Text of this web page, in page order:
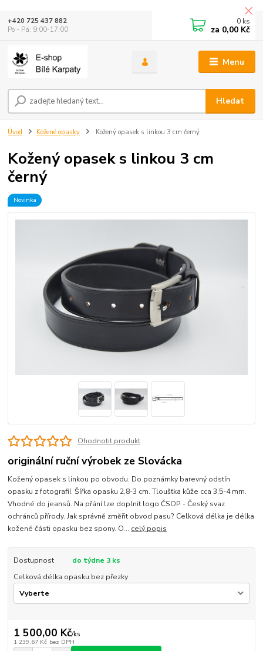
Menu
Hledat
+420 725 437 882
Po - Pá: 9:00-17:00
0 ks
za 0,00 Kč
Úvod Kožené opasky Kožený opasek s linkou 3 cm černý
Kožený opasek s linkou 3 cm
černý
Novinka
Ohodnotit produkt
originální ruční výrobek ze Slovácka
Kožený opasek s linkou po obvodu. Do poznámky barevný odstín
opasku z fotografií. Šířka opasku 2,8-3 cm. Tloušťka kůže cca 3,5-4 mm.
Vhodné do jeansů. Na přání lze doplnit logo ČSOP - Český svaz
ochránců přírody. Jak správně změřit obvod pasu? Celková délka je délka
kožené části opasku bez spony. O... celý popis
Dostupnost
do týdne 3 ks
Celková délka opasku bez přezky
1 500,00 Kč/ks
1 239,67 Kč bez DPH